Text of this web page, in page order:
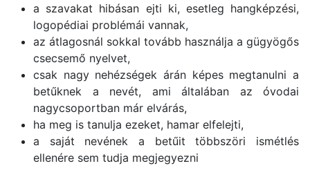
a szavakat hibásan ejti ki, esetleg hangképzési,
logopédiai problémái vannak,
az átlagosnál sokkal tovább használja a gügyögős
csecsemő nyelvet,
csak nagy nehézségek árán képes megtanulni a
betűknek a nevét, ami általában az óvodai
nagycsoportban már elvárás,
ha meg is tanulja ezeket, hamar elfelejti,
a saját nevének a betűit többszöri ismétlés
ellenére sem tudja megjegyezni